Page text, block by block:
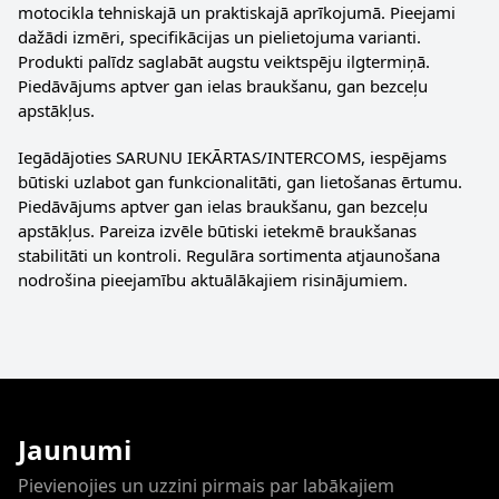
motocikla tehniskajā un praktiskajā aprīkojumā. Pieejami
dažādi izmēri, specifikācijas un pielietojuma varianti.
Produkti palīdz saglabāt augstu veiktspēju ilgtermiņā.
Piedāvājums aptver gan ielas braukšanu, gan bezceļu
apstākļus.
Iegādājoties SARUNU IEKĀRTAS/INTERCOMS, iespējams
būtiski uzlabot gan funkcionalitāti, gan lietošanas ērtumu.
Piedāvājums aptver gan ielas braukšanu, gan bezceļu
apstākļus. Pareiza izvēle būtiski ietekmē braukšanas
stabilitāti un kontroli. Regulāra sortimenta atjaunošana
nodrošina pieejamību aktuālākajiem risinājumiem.
Jaunumi
Pievienojies un uzzini pirmais par labākajiem